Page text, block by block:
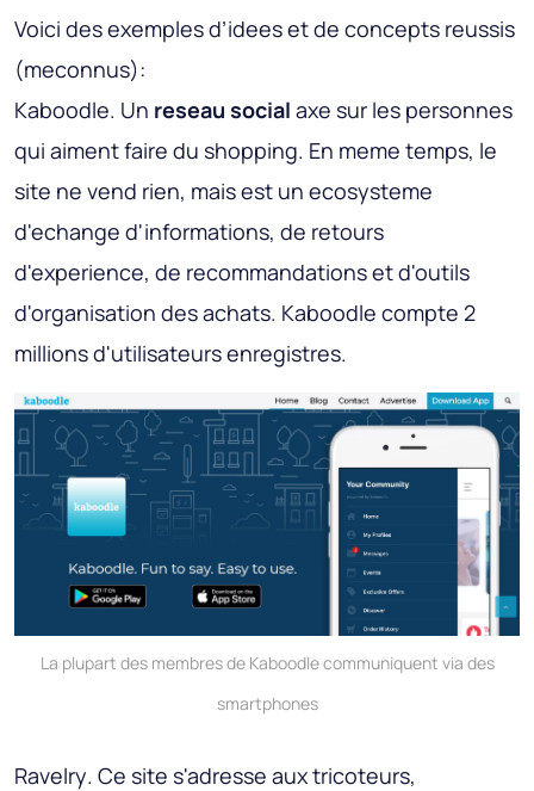
Voici des exemples d’idees et de concepts reussis
(meconnus):
Kaboodle. Un reseau social axe sur les personnes
qui aiment faire du shopping. En meme temps, le
site ne vend rien, mais est un ecosysteme
d'echange d'informations, de retours
d'experience, de recommandations et d'outils
d'organisation des achats. Kaboodle compte 2
millions d'utilisateurs enregistres.
La plupart des membres de Kaboodle communiquent via des
smartphones
Ravelry. Ce site s'adresse aux tricoteurs,